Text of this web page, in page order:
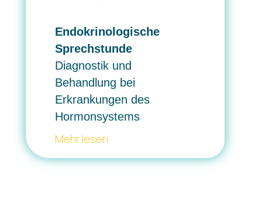
Endokrinologische
Sprechstunde
Diagnostik und
Behandlung bei
Erkrankungen des
Hormonsystems
Mehr lesen